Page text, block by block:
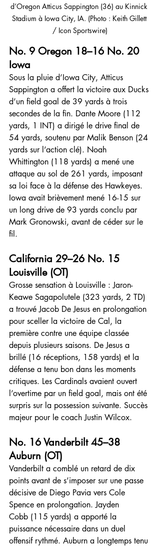
d’Oregon Atticus Sappington (36) au Kinnick
Stadium à Iowa City, IA. (Photo : Keith Gillett
/ Icon Sportswire)
No. 9 Oregon 18–16 No. 20
Iowa
Sous la pluie d’Iowa City, Atticus
Sappington a offert la victoire aux Ducks
d’un field goal de 39 yards à trois
secondes de la fin. Dante Moore (112
yards, 1 INT) a dirigé le drive final de
54 yards, soutenu par Malik Benson (24
yards sur l’action clé). Noah
Whittington (118 yards) a mené une
attaque au sol de 261 yards, imposant
sa loi face à la défense des Hawkeyes.
Iowa avait brièvement mené 16-15 sur
un long drive de 93 yards conclu par
Mark Gronowski, avant de céder sur le
fil.
California 29–26 No. 15
Louisville (OT)
Grosse sensation à Louisville : Jaron-
Keawe Sagapolutele (323 yards, 2 TD)
a trouvé Jacob De Jesus en prolongation
pour sceller la victoire de Cal, la
première contre une équipe classée
depuis plusieurs saisons. De Jesus a
brillé (16 réceptions, 158 yards) et la
défense a tenu bon dans les moments
critiques. Les Cardinals avaient ouvert
l’overtime par un field goal, mais ont été
surpris sur la possession suivante. Succès
majeur pour le coach Justin Wilcox.
No. 16 Vanderbilt 45–38
Auburn (OT)
Vanderbilt a comblé un retard de dix
points avant de s’imposer sur une passe
décisive de Diego Pavia vers Cole
Spence en prolongation. Jayden
Cobb (115 yards) a apporté la
puissance nécessaire dans un duel
offensif rythmé. Auburn a longtemps tenu